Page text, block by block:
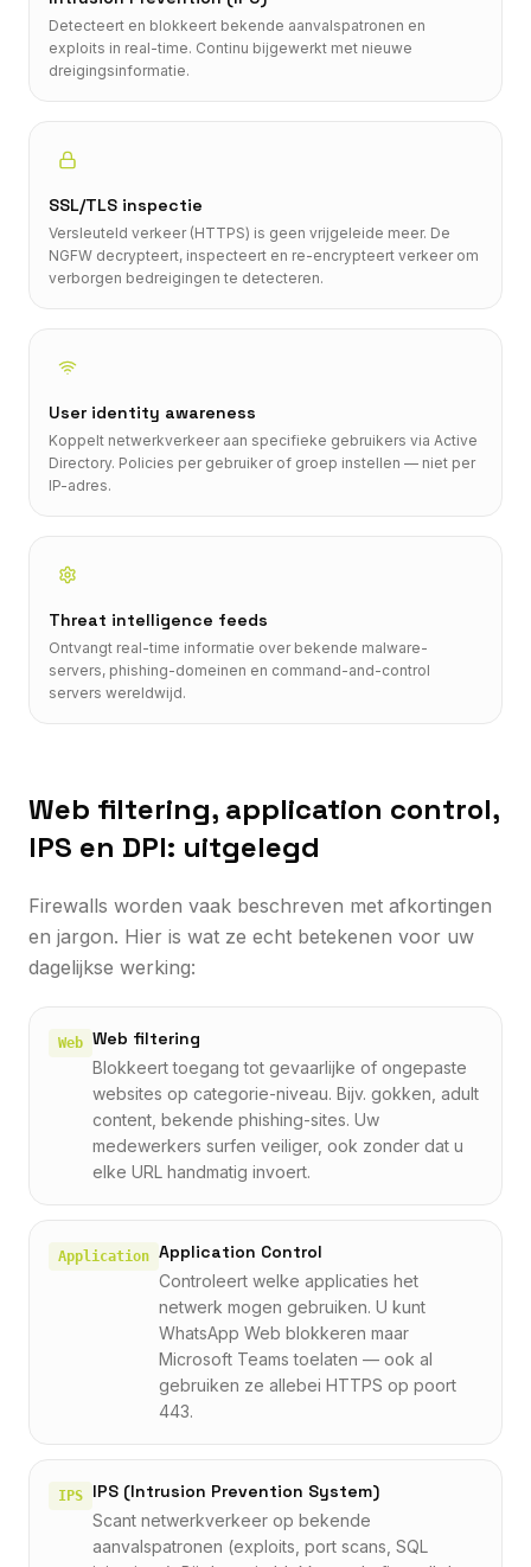
Detecteert en blokkeert bekende aanvalspatronen en
exploits in real-time. Continu bijgewerkt met nieuwe
dreigingsinformatie.
SSL/TLS inspectie
Versleuteld verkeer (HTTPS) is geen vrijgeleide meer. De
NGFW decrypteert, inspecteert en re-encrypteert verkeer om
verborgen bedreigingen te detecteren.
User identity awareness
Koppelt netwerkverkeer aan specifieke gebruikers via Active
Directory. Policies per gebruiker of groep instellen — niet per
IP-adres.
Threat intelligence feeds
Ontvangt real-time informatie over bekende malware-
servers, phishing-domeinen en command-and-control
servers wereldwijd.
Web filtering, application control,
IPS en DPI: uitgelegd
Firewalls worden vaak beschreven met afkortingen
en jargon. Hier is wat ze echt betekenen voor uw
dagelijkse werking:
Web Web filtering
Blokkeert toegang tot gevaarlijke of ongepaste
websites op categorie-niveau. Bijv. gokken, adult
content, bekende phishing-sites. Uw
medewerkers surfen veiliger, ook zonder dat u
elke URL handmatig invoert.
Application Application Control
Controleert welke applicaties het
netwerk mogen gebruiken. U kunt
WhatsApp Web blokkeren maar
Microsoft Teams toelaten — ook al
gebruiken ze allebei HTTPS op poort
443.
IPS IPS (Intrusion Prevention System)
Scant netwerkverkeer op bekende
aanvalspatronen (exploits, port scans, SQL